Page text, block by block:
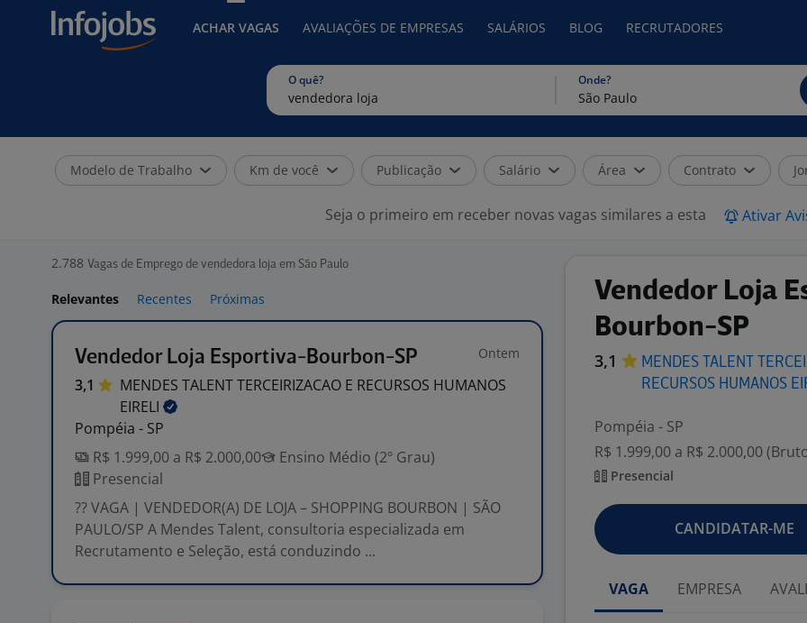
ACHAR VAGAS AVALIAÇÕES DE EMPRESAS SALÁRIOS BLOG RECRUTADORES
O quê? Onde?
Modelo de Trabalho Km de você Publicação Salário Área Contrato
Seja o primeiro em receber novas vagas similares a esta Ativar
2.788 Vagas de Emprego de vendedora loja em São Paulo
Relevantes Recentes Próximas
Vendedor Loja Esportiva-Bourbon-SP Ontem
3,1
MENDES TALENT TERCEIRIZACAO E RECURSOS HUMANOS
EIRELI
Pompéia - SP
R$ 1.999,00 a R$ 2.000,00
Ensino Médio (2º Grau)
Presencial
?? VAGA | VENDEDOR(A) DE LOJA – SHOPPING BOURBON | SÃO
PAULO/SP A Mendes Talent, consultoria especializada em
Recrutamento e Seleção, está conduzindo ...
Vendedor Loja
Bourbon-SP
3,1
MENDES TALENT
RECURSOS HUMANOS
Pompéia - SP
R$ 1.999,00 a R$ 2.000,00
Presencial
CANDIDATAR-ME
VAGA EMPRESA